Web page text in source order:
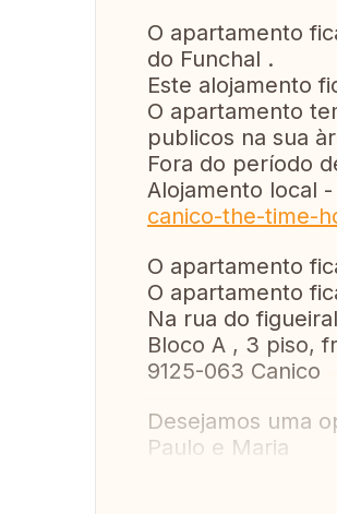
O apartamento
do Funchal .
Este alojamento
O apartamento
publicos na sua
Fora do período
Alojamento local -
canico-the-time-
O apartamento
O apartamento
Na rua do
Bloco A , 3 piso,
9125-063 Canico
Desejamos uma
Paulo e Maria